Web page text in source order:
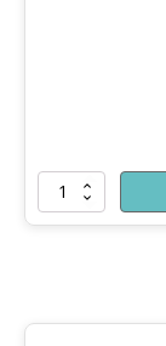
Grijs
potlood